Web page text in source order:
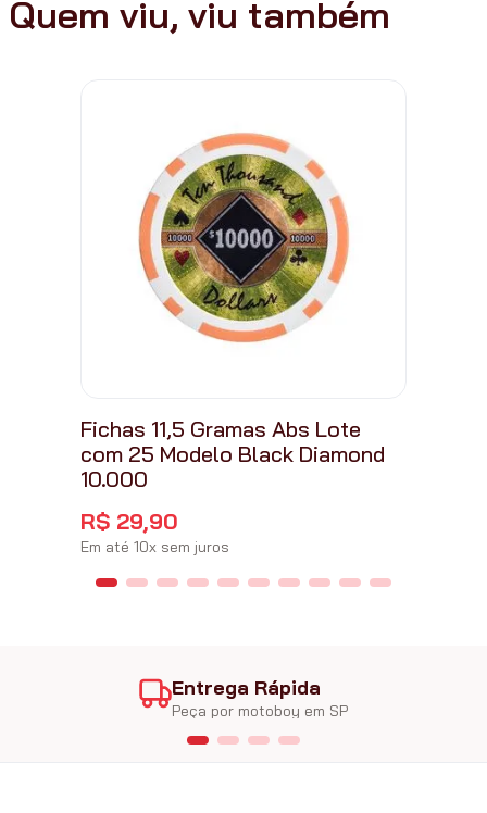
Quem viu, viu também
Fichas 11,5 Gramas Abs Lote
com 25 Modelo Black Diamond
10.000
R$ 29,90
Em até 10x sem juros
Entrega Rápida
Peça por motoboy em SP